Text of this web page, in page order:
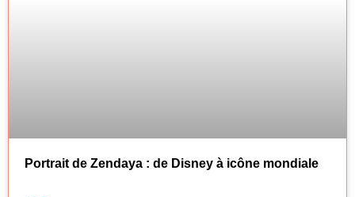
Portrait de Zendaya : de Disney à icône mondiale